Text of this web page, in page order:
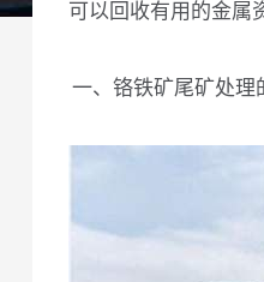
可以回收有用的金属
一、铬铁矿尾矿处理